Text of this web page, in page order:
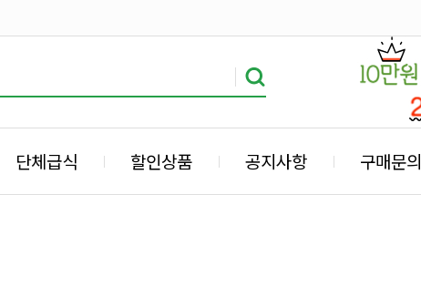
단체급식 할인상품 공지사항 구매문의